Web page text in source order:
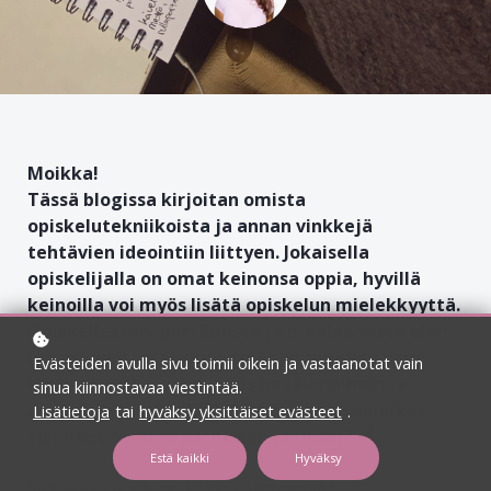
Moikka!
Tässä blogissa kirjoitan omista
opiskelutekniikoista ja annan vinkkejä
tehtävien ideointiin liittyen. Jokaisella
opiskelijalla on omat keinonsa oppia, hyvillä
keinoilla voi myös lisätä opiskelun mielekkyyttä.
Opiskellessani piirtämistä ja maalaamista olen
huomannut, että oppiminen ei tapahdu vain
käsien kautta, vaan myös havainnoinnin ja
ajattelun tasolla. Millaiset opiskelutekniikat
toimivat minulle parhaiten ja miksi?
Evästeiden avulla sivu toimii oikein ja vastaanotat vain
sinua kiinnostavaa viestintää.
Lisätietoja tai hyväksy yksittäiset evästeet .
Estä kaikki Hyväksy